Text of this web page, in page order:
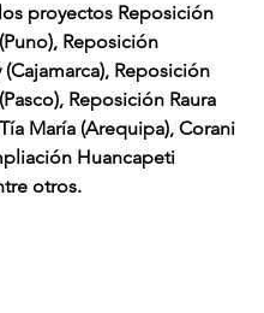
proyectos Reposición
Reposición
(Cajamarca), Reposición
Reposición Raura
María (Arequipa), Corani
Huancapeti
otros.